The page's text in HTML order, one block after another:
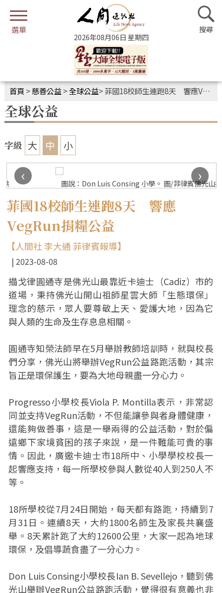
2026年08月06日 星期四
首頁 >慈善公益>全球公益>菲國18校師生連跑8天 響應VegRun捐糧公益
全球公益
字級 大 中 小
圖說：Don Luis Consing 小學。 圖/菲律賓佛光山提供
‹
›
菲國18校師生連跑8天 響應
VegRun捐糧公益
【人間社 李大通 菲律賓報導】
2023-08-08
描戈律圓通寺是佛光山最靠近卡迪士（Cadiz）市的
道場，秉持佛光山開山祖師星雲大師「生態環保」
理念的慈示，眾人要尊敬上天、愛護大地，因為它
與人類的生命及生存息息相關。
圓通寺知榮法師早在5月舉辦教師培訓時，就與校長
們分享，佛光山將舉辦VegRun公益路跑活動，其宗
旨正是環保護生，要為大地母親盡一分心力。
Progresso小學校長Viola P. Montilla表示，非常認
同並支持VegRun活動，不但能讓參與者身體健康，
還能夠做善事，這是一舉兩得的公益活動，對於偏
遠鄉下家境貧困的孩子來說，是一件難能可貴的事
情。因此，廣邀卡迪士市18所中、小學學校校長一
起響應支持，每一所學校參與人數從40人到250人不
等。
18所學校從7月24日開始，每天都有路跑，持續到7
月31日。連續8天，大約1800名師生及家長共襄盛
舉。8天累計跑了大約12600公里，大家一起為地球
環保，及倡導蔬食盡了一分心力。
Don Luis Consing小學校長Ian B. Sevellejo，聽到佛
光山舉辦VegRun公益路跑活動，覺得很有意義也非